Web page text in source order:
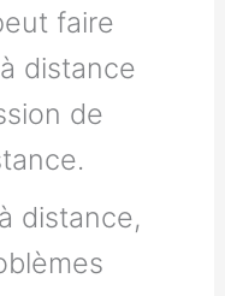
faire
distance
de
distance,